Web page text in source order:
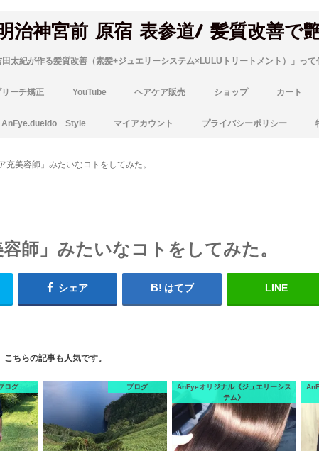
治神宮前 原宿 表参道/ 髪質改善で
田太紀が作る髪質改善（素髪+ジュエリーシステム×LULUトリートメント）」って
リーチ矯正 YouTube ヘアケア販売 ショップ カート
AnFye.dueldo Style マイアカウント プライバシーポリシー
充美容師」みたいなコトをしてみた。
容師」みたいなコトをしてみた。
シェア はてブ LINE
こちらの記事も人気です。
ログ ブログ
AnFyeオリジナル《ジュエリーシス
テム》